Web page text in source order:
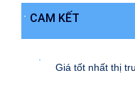
CAM KẾT
Giá tốt nhất thị